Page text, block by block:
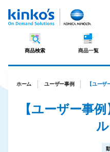
商品検索 商品一覧
ホーム ユーザー事例
【ユーザー事